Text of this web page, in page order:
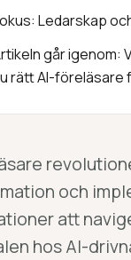
Ledarskap
går igenom:
rätt AI-föreläsare
och
att
hos AI-